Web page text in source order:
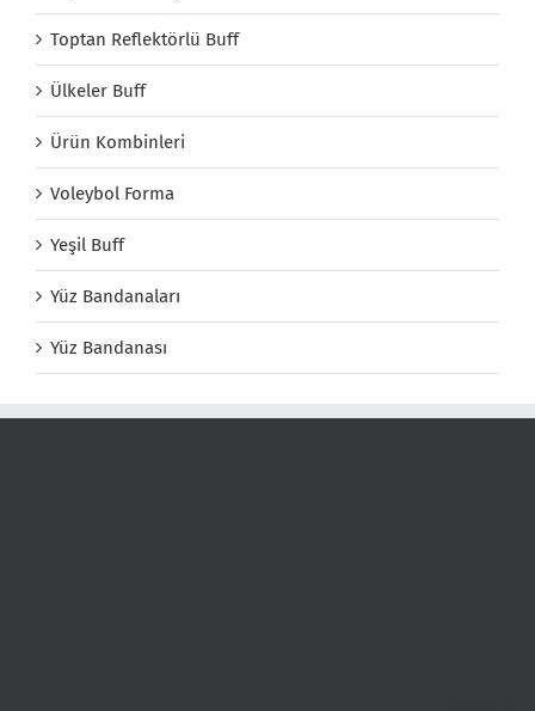
Toptan Reflektörlü Buff
Ülkeler Buff
Ürün Kombinleri
Voleybol Forma
Yeşil Buff
Yüz Bandanaları
Yüz Bandanası